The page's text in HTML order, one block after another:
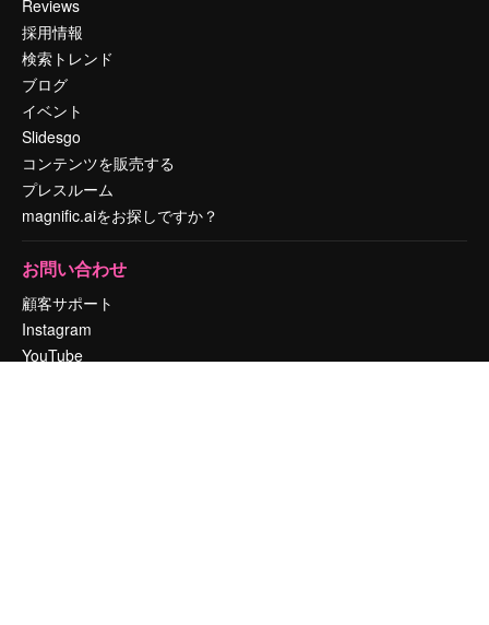
Reviews
採用情報
検索トレンド
ブログ
イベント
Slidesgo
コンテンツを販売する
プレスルーム
magnific.aiをお探しですか？
お問い合わせ
顧客サポート
Instagram
YouTube